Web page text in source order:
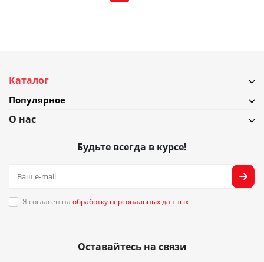
Каталог
Популярное
О нас
Будьте всегда в курсе!
Я согласен на обработку персональных данных
Оставайтесь на связи